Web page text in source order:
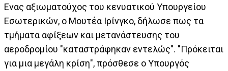
Ενας αξιωματούχος του κενυατικού Υπουργείου
Εσωτερικών, ο Μουτέα Ιρίνγκο, δήλωσε πως τα
τμήματα αφίξεων και μετανάστευσης του
αεροδρομίου "καταστράφηκαν εντελώς". "Πρόκειται
για μια μεγάλη κρίση", πρόσθεσε ο Υπουργός